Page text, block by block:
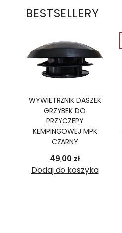
BESTSELLERY
WYWIETRZNIK DASZEK
GRZYBEK DO
PRZYCZEPY
KEMPINGOWEJ MPK
CZARNY
49,00 złCena
Dodaj do koszyka